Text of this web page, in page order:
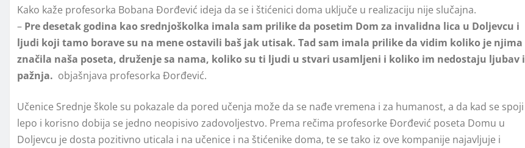
Kako kaže profesorka Bobana Đorđević ideja da se i štićenici doma uključe u realizaciju nije slučajna.
– Pre desetak godina kao srednjoškolka imala sam prilike da posetim Dom za invalidna lica u Doljevcu i
ljudi koji tamo borave su na mene ostavili baš jak utisak. Tad sam imala prilike da vidim koliko je njima
značila naša poseta, druženje sa nama, koliko su ti ljudi u stvari usamljeni i koliko im nedostaju ljubav i
pažnja. objašnjava profesorka Đorđević.
Učenice Srednje škole su pokazale da pored učenja može da se nađe vremena i za humanost, a da kad se spoji
lepo i korisno dobija se jedno neopisivo zadovoljestvo. Prema rečima profesorke Đorđević poseta Domu u
Doljevcu je dosta pozitivno uticala i na učenice i na štićenike doma, te se tako iz ove kompanije najavljuje i